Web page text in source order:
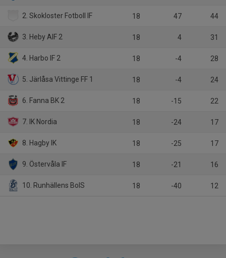
2. Skokloster Fotboll IF 18 47 44
3. Heby AIF 2 18 4 31
4. Harbo IF 2 18 -4 28
5. Järlåsa Vittinge FF 1 18 -4 24
6. Fanna BK 2 18 -15 22
7. IK Nordia 18 -24 17
8. Hagby IK 18 -25 17
9. Östervåla IF 18 -21 16
10. Runhällens BoIS 18 -40 12